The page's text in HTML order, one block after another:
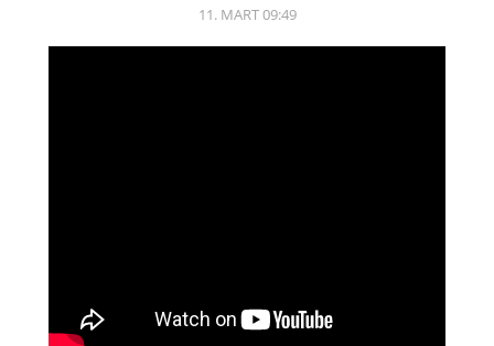
11. MART 09:49